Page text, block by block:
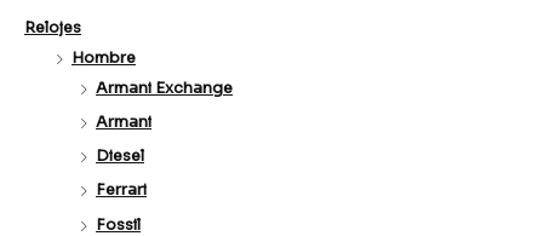
Relojes
Hombre
Armani Exchange
Armani
Diesel
Ferrari
Fossil